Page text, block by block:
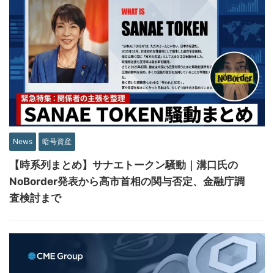
News 暗号資産
【時系列まとめ】サナエトークン騒動｜溝口氏の
NoBorder発表から高市首相の関与否定、金融庁調
査検討まで